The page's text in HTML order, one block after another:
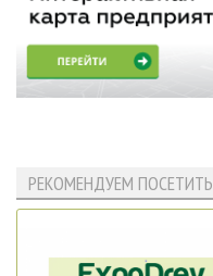
РЕКОМЕНДУЕМ ПОСЕТИТЬ